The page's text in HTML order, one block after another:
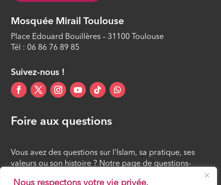
Nous respectons votre vie privée.
Mosquée Mirail Toulouse
Place Edouard Bouillères – 31100 Toulouse
Tél : 06 86 76 89 85
Suivez-nous !
Foire aux questions
Vous avez des questions sur l’Islam, sa pratique, ses
valeurs ou son histoire ? Notre page de questions-
réponses rassemble des réponses claires et accessibles